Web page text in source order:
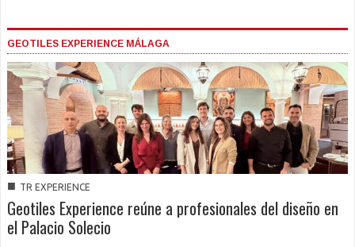
GEOTILES EXPERIENCE MÁLAGA
■ TR EXPERIENCE
Geotiles Experience reúne a profesionales del diseño en
el Palacio Solecio